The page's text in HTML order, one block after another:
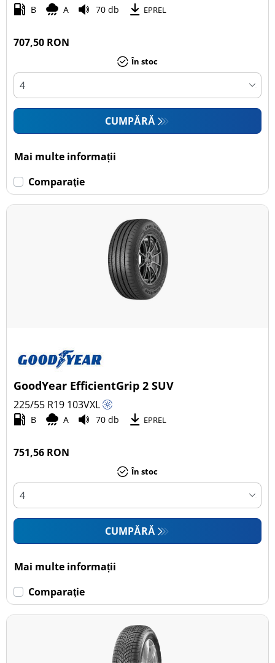
B A 70 db EPREL
707,50 RON
În stoc
CUMPĂRĂ
Mai multe informații
Comparaţie
GoodYear EfficientGrip 2 SUV
225/55 R19 103VXL
B A 70 db EPREL
751,56 RON
În stoc
CUMPĂRĂ
Mai multe informații
Comparaţie